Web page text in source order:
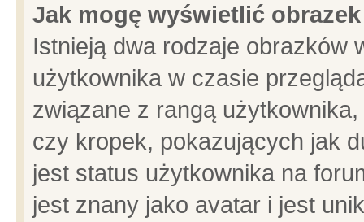
Jak mogę wyświetlić
Istnieją dwa rodzaje obrazków
użytkownika w czasie
związane z rangą
czy kropek, pokazujących jak
jest status użytkownika na
jest znany jako avatar i jest